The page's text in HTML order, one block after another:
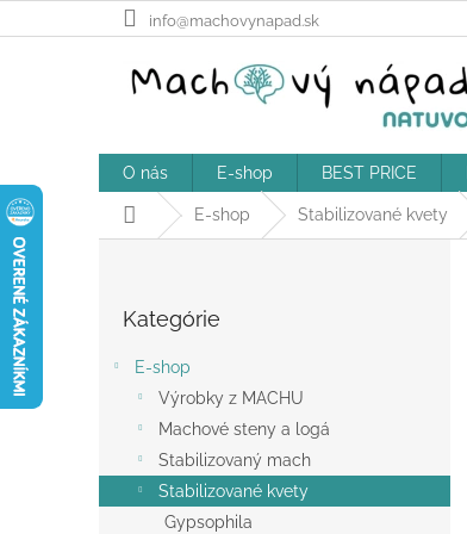
na
info@machovynapad.sk
O nás E-shop BEST PRICE
DomovE-shop Stabilizované kvety
kategórie
Kategórie
E-shop
Výrobky z MACHU
Machové steny a logá
Stabilizovaný mach
Stabilizované kvety
Gypsophila